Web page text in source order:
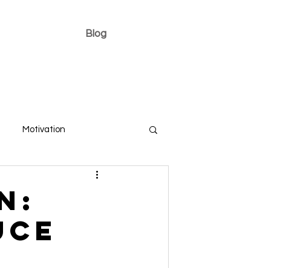
Blog
Motivation